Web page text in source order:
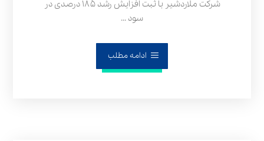
شرکت ملاردشیر با ثبت افزایش رشد ۱۸۵ درصدی در
سود ...
ادامه مطلب